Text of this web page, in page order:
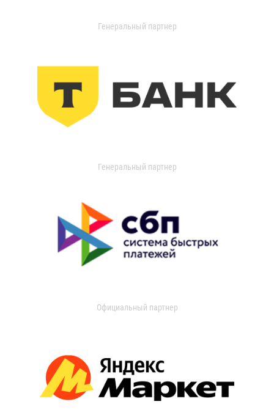
Генеральный партнер
Генеральный партнер
Официальный партнер